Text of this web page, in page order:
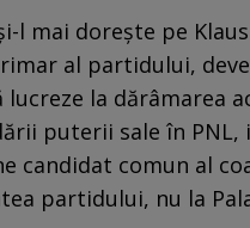
l mai dorește pe
al partidului,
lucreze la dărâmarea
puterii sale în PNL,
candidat comun al
partidului, nu la